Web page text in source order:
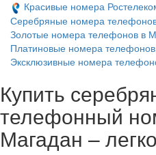
Красивые номера
Серебряные номера
Золотые номера телефонов в
Платиновые номера
Эксклюзивные номера
Купить
телефонный
Магадан –